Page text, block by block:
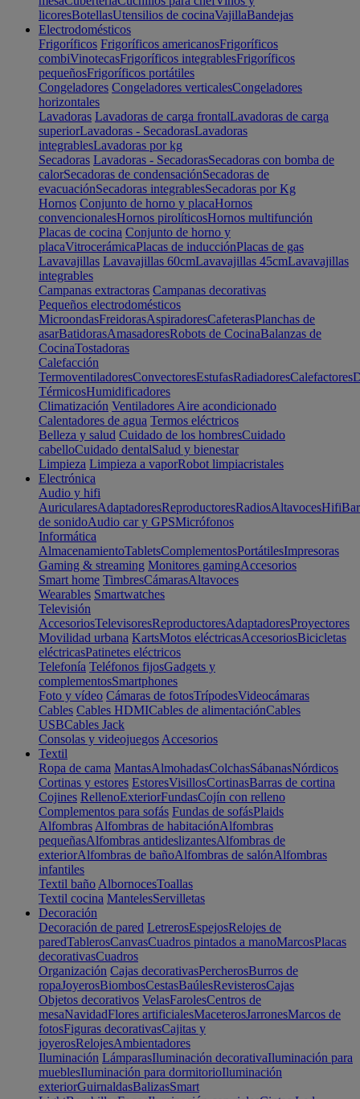
licoresBotellasUtensilios de cocinaVajillaBandejas
Electrodomésticos
Frigoríficos Frigoríficos americanosFrigoríficos
combiVinotecasFrigoríficos integrablesFrigoríficos
pequeñosFrigoríficos portátiles
Congeladores Congeladores verticalesCongeladores
horizontales
Lavadoras Lavadoras de carga frontalLavadoras de carga
superiorLavadoras - SecadorasLavadoras
integrablesLavadoras por kg
Secadoras Lavadoras - SecadorasSecadoras con bomba de
calorSecadoras de condensaciónSecadoras de
evacuaciónSecadoras integrablesSecadoras por Kg
Hornos Conjunto de horno y placaHornos
convencionalesHornos pirolíticosHornos multifunción
Placas de cocina Conjunto de horno y
placaVitrocerámicaPlacas de inducciónPlacas de gas
Lavavajillas Lavavajillas 60cmLavavajillas 45cmLavavajillas
integrables
Campanas extractoras Campanas decorativas
Pequeños electrodomésticos
MicroondasFreidorasAspiradoresCafeterasPlanchas de
asarBatidorasAmasadoresRobots de CocinaBalanzas de
CocinaTostadoras
Calefacción
TermoventiladoresConvectoresEstufasRadiadoresCalefactores
TérmicosHumidificadores
Climatización Ventiladores Aire acondicionado
Calentadores de agua Termos eléctricos
Belleza y salud Cuidado de los hombresCuidado
cabelloCuidado dentalSalud y bienestar
Limpieza Limpieza a vaporRobot limpiacristales
Electrónica
Audio y hifi
AuricularesAdaptadoresReproductoresRadiosAltavocesHifi
de sonidoAudio car y GPSMicrófonos
Informática
AlmacenamientoTabletsComplementosPortátilesImpresoras
Gaming & streaming Monitores gamingAccesorios
Smart home TimbresCámarasAltavoces
Wearables Smartwatches
Televisión
AccesoriosTelevisoresReproductoresAdaptadoresProyectores
Movilidad urbana KartsMotos eléctricasAccesoriosBicicletas
eléctricasPatinetes eléctricos
Telefonía Teléfonos fijosGadgets y
complementosSmartphones
Foto y vídeo Cámaras de fotosTrípodesVideocámaras
Cables Cables HDMICables de alimentaciónCables
USBCables Jack
Consolas y videojuegos Accesorios
Textil
Ropa de cama MantasAlmohadasColchasSábanasNórdicos
Cortinas y estores EstoresVisillosCortinasBarras de cortina
Cojines RellenoExteriorFundasCojín con relleno
Complementos para sofás Fundas de sofásPlaids
Alfombras Alfombras de habitaciónAlfombras
pequeñasAlfombras antideslizantesAlfombras de
exteriorAlfombras de bañoAlfombras de salónAlfombras
infantiles
Textil baño AlbornocesToallas
Textil cocina MantelesServilletas
Decoración
Decoración de pared LetrerosEspejosRelojes de
paredTablerosCanvasCuadros pintados a manoMarcosPlacas
decorativasCuadros
Organización Cajas decorativasPercherosBurros de
ropaJoyerosBiombosCestasBaúlesRevisterosCajas
Objetos decorativos VelasFarolesCentros de
mesaNavidadFlores artificialesMaceterosJarronesMarcos de
fotosFiguras decorativasCajitas y
joyerosRelojesAmbientadores
Iluminación LámparasIluminación decorativaIluminación para
mueblesIluminación para dormitorioIluminación
exteriorGuirnaldasBalizasSmart